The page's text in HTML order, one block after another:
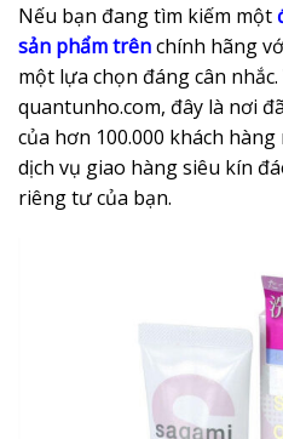
Nếu bạn đang tìm kiếm một
sản phẩm trênchính hãng
một lựa chọn đáng cân
quantunho.com, đây là nơi
của hơn 100.000 khách
dịch vụ giao hàng siêu kín
riêng tư của bạn.